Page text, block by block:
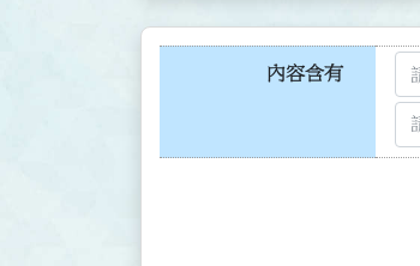
內容含有